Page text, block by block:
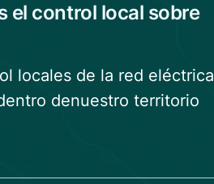
el control local sobre
locales de la red eléctrica
denuestro territorio